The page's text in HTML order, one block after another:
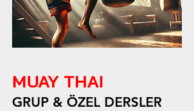
MUAY THAI
GRUP & ÖZEL DERSLER